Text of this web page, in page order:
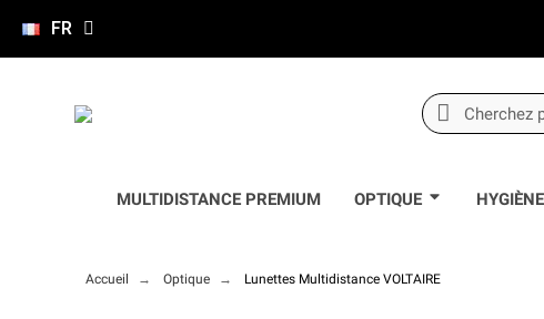
FR
MULTIDISTANCE PREMIUM OPTIQUE
Accueil Optique Lunettes Multidistance VOLTAIRE